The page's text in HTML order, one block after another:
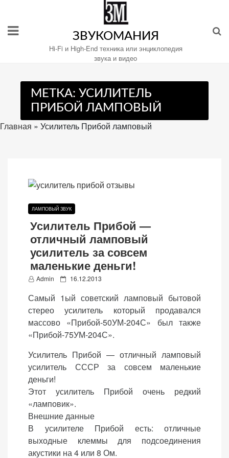
содержимому
ЗВУКОМАНИЯ
Hi-Fi и High-End техника или энциклопедия
звука и видео
МЕТКА: УСИЛИТЕЛЬ
ПРИБОЙ ЛАМПОВЫЙ
Главная » Усилитель Прибой ламповый
ЛАМПОВЫЙ ЗВУК
Усилитель Прибой —
отличный ламповый
усилитель за совсем
маленькие деньги!
Admin
P
s
t
e
d
16.12.2013
Самый 1ый советский ламповый бытовой
стерео усилитель который продавался
массово «Прибой-50УМ-204С» был также
«Прибой-75УМ-204С».
Усилитель Прибой — отличный ламповый
усилитель СССР за совсем маленькие
деньги!
Этот усилитель Прибой очень редкий
«ламповик».
Внешние данные
В усилителе Прибой есть: отличные
выходные клеммы для подсоединения
акустики на 4 или 8 Ом.
все»
«Настройки
cookie»
Настройте
файлы
cookie
для
Обязательные
(технические)
Необходимы для
работы сайта.
настройки,
корзину,
авторизацию. Они
необходимы для